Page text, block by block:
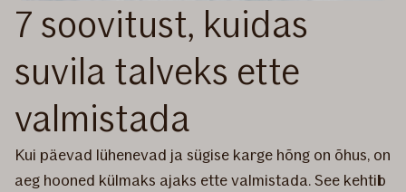
7 soovitust, kuidas
suvila talveks ette
valmistada
Kui päevad lühenevad ja sügise karge hõng on õhus, on
aeg hooned külmaks ajaks ette valmistada. See kehtib